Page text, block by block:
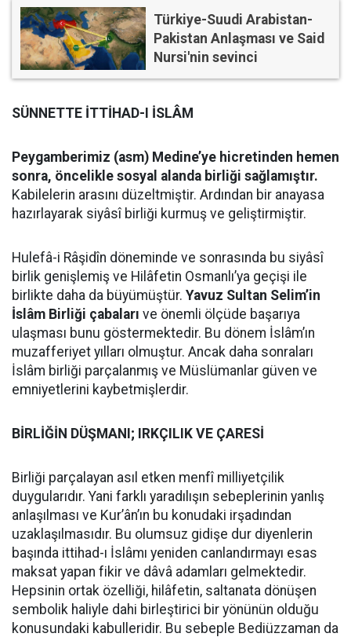
Türkiye-Suudi Arabistan-
Pakistan Anlaşması ve Said
Nursi'nin sevinci
SÜNNETTE İTTİHAD-I İSLÂM
Peygamberimiz (asm) Medine’ye hicretinden hemen
sonra, öncelikle sosyal alanda birliği sağlamıştır.
Kabilelerin arasını düzeltmiştir. Ardından bir anayasa
hazırlayarak siyâsî birliği kurmuş ve geliştirmiştir.
Hulefâ-i Râşidîn döneminde ve sonrasında bu siyâsî
birlik genişlemiş ve Hilâfetin Osmanlı’ya geçişi ile
birlikte daha da büyümüştür. Yavuz Sultan Selim’in
İslâm Birliği çabaları ve önemli ölçüde başarıya
ulaşması bunu göstermektedir. Bu dönem İslâm’ın
muzafferiyet yılları olmuştur. Ancak daha sonraları
İslâm birliği parçalanmış ve Müslümanlar güven ve
emniyetlerini kaybetmişlerdir.
BİRLİĞİN DÜŞMANI; IRKÇILIK VE ÇARESİ
Birliği parçalayan asıl etken menfî milliyetçilik
duygularıdır. Yani farklı yaradılışın sebeplerinin yanlış
anlaşılması ve Kur’ân’ın bu konudaki irşadından
uzaklaşılmasıdır. Bu olumsuz gidişe dur diyenlerin
başında ittihad-ı İslâmı yeniden canlandırmayı esas
maksat yapan fikir ve dâvâ adamları gelmektedir.
Hepsinin ortak özelliği, hilâfetin, saltanata dönüşen
sembolik haliyle dahi birleştirici bir yönünün olduğu
konusundaki kabulleridir. Bu sebeple Bediüzzaman da